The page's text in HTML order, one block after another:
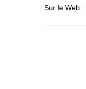
Sur le Web :